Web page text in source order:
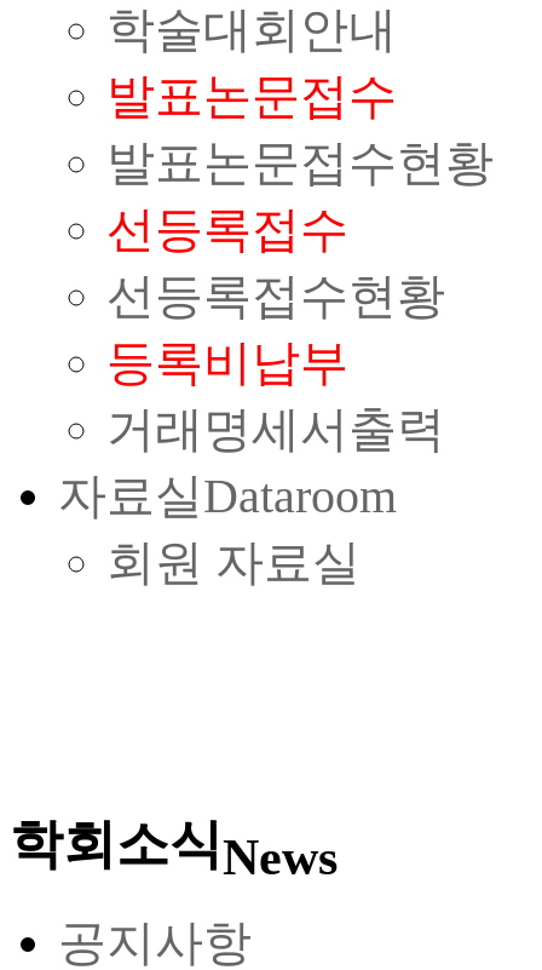
학술대회안내
발표논문접수
발표논문접수현황
선등록접수
선등록접수현황
등록비납부
거래명세서출력
자료실Dataroom
회원 자료실
학회소식News
공지사항